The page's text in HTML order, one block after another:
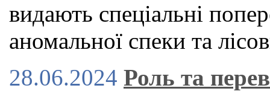
видають спеціальні
аномальної спеки та
28.06.2024 Роль та